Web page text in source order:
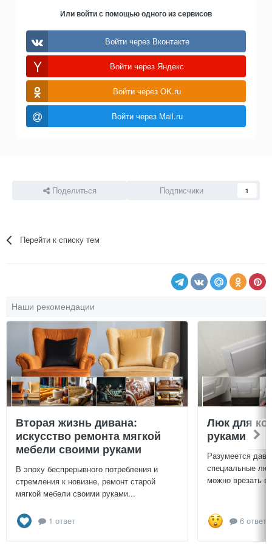
Или войти с помощью одного из сервисов
Войти через Вконтакте
Войти через Яндекс
Войти через OK.ru
Войти через Mail.ru
Поделиться Подписчики 1
Перейти к списку тем
Наши рекомендации
Вторая жизнь дивана:
искусство ремонта мягкой
мебели своими руками
В эпоху беспрерывного потребления и
стремления к новизне, ремонт старой
мягкой мебели своими руками...
1 ответ
Люк для
руками
Разумеется
специальные
можно врезать
6